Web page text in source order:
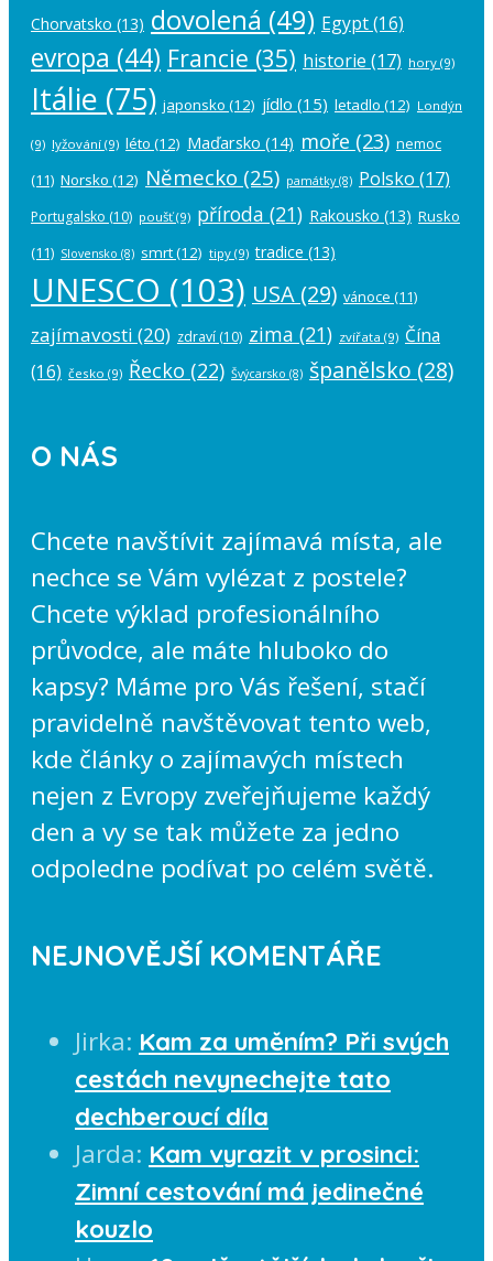
Chorvatsko (13) dovolená (49) Egypt(16)
evropa (44) Francie (35) historie (17) hory (9)
Itálie (75) japonsko (12) jídlo (15) letadlo (12) Londýn
(9) lyžování (9) léto (12) Maďarsko (14) moře (23) nemoc
(11) Norsko (12) Německo (25) památky(8) Polsko (17)
Portugalsko (10) poušť(9) příroda (21) Rakousko (13) Rusko
(11) Slovensko (8) smrt(12) tipy (9) tradice (13)
UNESCO (103) USA (29) vánoce (11)
zajímavosti (20) zdraví (10) zima (21) zvířata (9) Čína
(16) česko (9) Řecko (22) Švýcarsko (8) španělsko (28)
O NÁS
Chcete navštívit zajímavá místa, ale
nechce se Vám vylézat z postele?
Chcete výklad profesionálního
průvodce, ale máte hluboko do
kapsy? Máme pro Vás řešení, stačí
pravidelně navštěvovat tento web,
kde články o zajímavých místech
nejen z Evropy zveřejňujeme každý
den a vy se tak můžete za jedno
odpoledne podívat po celém světě.
NEJNOVĚJŠÍ KOMENTÁŘE
Jirka: Kam za uměním? Při svých
cestách nevynechejte tato
dechberoucí díla
Jarda: Kam vyrazit v prosinci:
Zimní cestování má jedinečné
kouzlo